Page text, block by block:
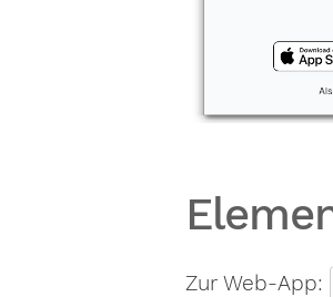
Zur Web-App: